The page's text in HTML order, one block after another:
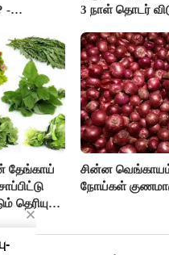
-
3 நாள் தொடர்
தேங்காய்
தெரியுமா
சின்ன
நோய்கள்